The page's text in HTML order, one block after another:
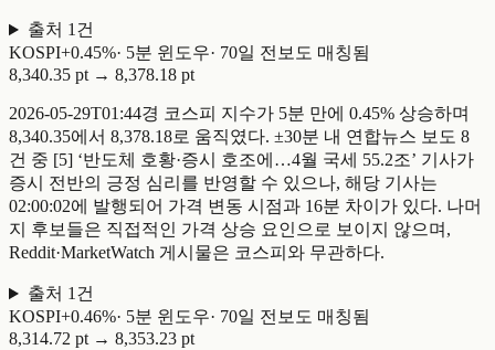
출처 1 건
KOSPI+0.45%· 5분 윈도우· 70일 전 보도 매칭됨
8,340.35 pt → 8,378.18 pt
2026-05-29T01:44경 코스피 지수가 5분 만에 0.45% 상승하며
8,340.35에서 8,378.18로 움직였다. ±30분 내 연합뉴스 보도 8
건 중 [5] ‘반도체 호황·증시 호조에…4월 국세 55.2조’ 기사가
증시 전반의 긍정 심리를 반영할 수 있으나, 해당 기사는
02:00:02에 발행되어 가격 변동 시점과 16분 차이가 있다. 나머
지 후보들은 직접적인 가격 상승 요인으로 보이지 않으며,
Reddit·MarketWatch 게시물은 코스피와 무관하다.
출처 1 건
KOSPI+0.46%· 5분 윈도우· 70일 전 보도 매칭됨
8,314.72 pt → 8,353.23 pt